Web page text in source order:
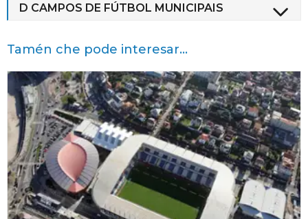
D CAMPOS DE FÚTBOL MUNICIPAIS
Tamén che pode interesar...